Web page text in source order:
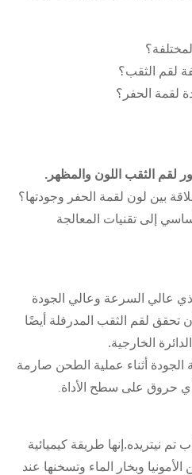
لقم الثقب؟
لقمة الحفر؟
بين لون لقمة الحفر وجودتها؟
إلى تقنيات المعالجة
عالي السرعة وعالي الجودة
تحقق لقم الثقب المدرفلة أيضًا
الخارجية.
الجودة أثناء عملية الطحن صارمة
أي حروق على سطح الأداة.
تم نيتريده.إنها طريقة كيميائية
وبخار الماء وتسخنها عند